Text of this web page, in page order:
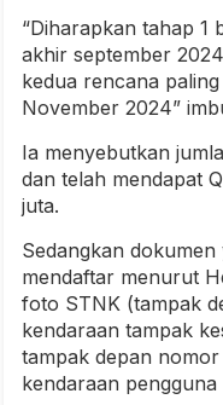
“Diharapkan tahap 1
akhir september
kedua rencana
November 2024”
Ia menyebutkan
dan telah mendapat
juta.
Sedangkan
mendaftar menurut
foto STNK (tampak
kendaraan tampak
tampak depan
kendaraan pengguna